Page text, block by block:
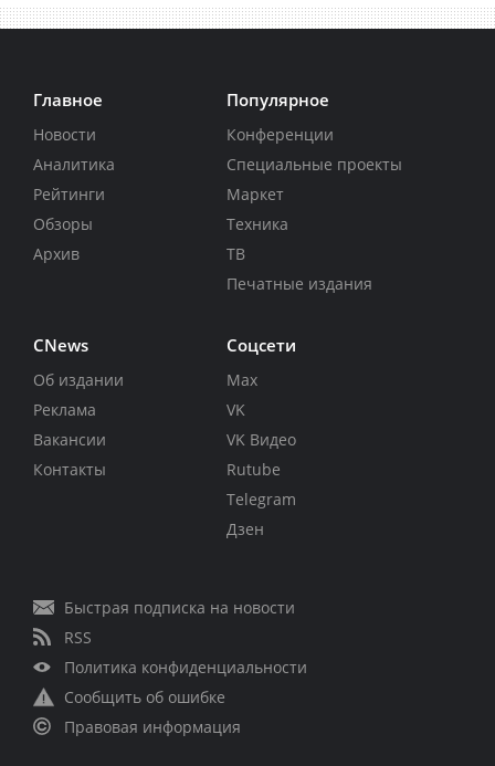
Главное
Новости
Аналитика
Рейтинги
Обзоры
Архив
Популярное
Конференции
Специальные проекты
Маркет
Техника
ТВ
Печатные издания
CNews
Об издании
Реклама
Вакансии
Контакты
Соцсети
Max
VK
VK Видео
Rutube
Telegram
Дзен
Быстрая подписка на новости
RSS
Политика конфиденциальности
Сообщить об ошибке
Правовая информация